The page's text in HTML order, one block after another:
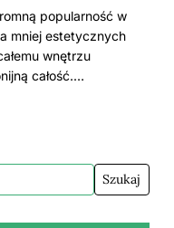
popularność w
mniej estetycznych
wnętrzu
całość.…